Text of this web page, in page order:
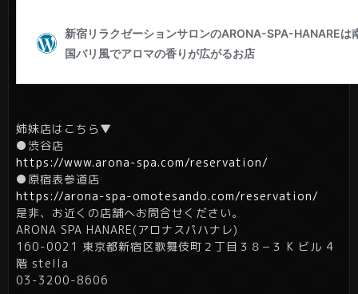
姉妹店はこちら▼
●渋谷店
https://www.arona-spa.com/reservation/
●原宿表参道店
https://arona-spa-omotesando.com/reservation/
是非、お近くの店舗へお問合せください。
ARONA SPA HANARE(アロナスパハナレ)
160-0021 東京都新宿区歌舞伎町２丁目３８−３ K ビル 4
階 stella
03-3200-8606